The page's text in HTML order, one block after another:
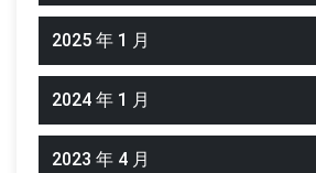
2025 年 1 月
2024 年 1 月
2023 年 4 月